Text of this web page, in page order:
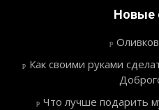
Новые
Как своими руками
Что лучше подарить